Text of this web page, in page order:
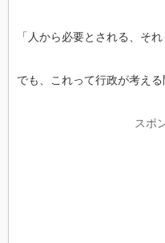
「人から必要とされる、そ
でも、これって行政が考える
スポ